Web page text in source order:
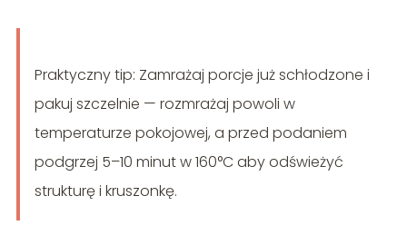
Praktyczny tip: Zamrażaj porcje już schłodzone i
pakuj szczelnie — rozmrażaj powoli w
temperaturze pokojowej, a przed podaniem
podgrzej 5–10 minut w 160°C aby odświeżyć
strukturę i kruszonkę.